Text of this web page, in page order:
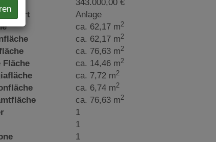
343.000,00 €
Anlage
ca. 62,17 m2
ca. 62,17 m2
ca. 76,63 m2
Fläche ca. 14,46 m2
ca. 7,72 m2
ca. 6,74 m2
ca. 76,63 m2
1
1
1